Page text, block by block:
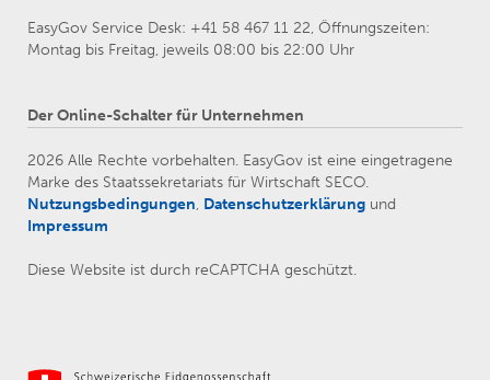
EasyGov Service Desk: +41 58 467 11 22, Öffnungszeiten:
Montag bis Freitag, jeweils 08:00 bis 22:00 Uhr
Der Online-Schalter für Unternehmen
2026 Alle Rechte vorbehalten. EasyGov ist eine eingetragene
Marke des Staatssekretariats für Wirtschaft SECO.
Nutzungsbedingungen, Datenschutzerklärung und
Impressum
Diese Website ist durch reCAPTCHA geschützt.